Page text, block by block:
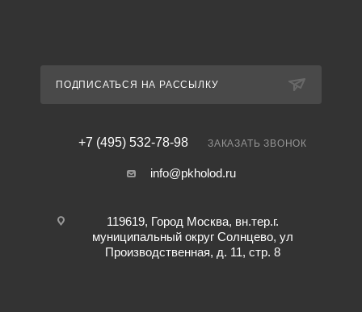
ПОДПИСАТЬСЯ НА РАССЫЛКУ
+7 (495) 532-78-98 ЗАКАЗАТЬ ЗВОНОК
info@pkholod.ru
119619, Город Москва, вн.тер.г.
муниципальный округ Солнцево, ул
Производственная, д. 11, стр. 8